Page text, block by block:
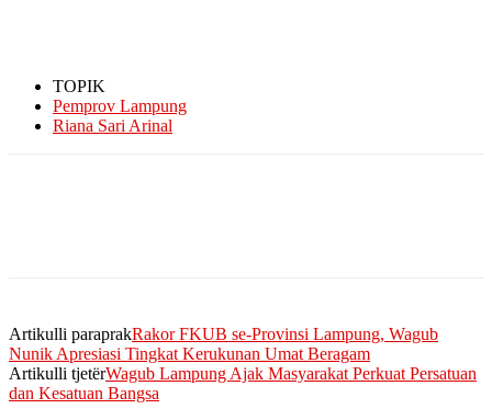
TOPIK
Pemprov Lampung
Riana Sari Arinal
Artikulli paraprakRakor FKUB se-Provinsi Lampung, Wagub
Nunik Apresiasi Tingkat Kerukunan Umat Beragam
Artikulli tjetërWagub Lampung Ajak Masyarakat Perkuat Persatuan
dan Kesatuan Bangsa